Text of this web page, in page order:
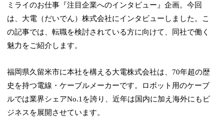
ミライのお仕事『注目企業へのインタビュー』企画。今回
は、大電（だいでん）株式会社にインタビューしました。こ
の記事では、転職を検討されている方に向けて、同社で働く
魅力をご紹介します。
福岡県久留米市に本社を構える大電株式会社は、70年超の歴
史を持つ電線・ケーブルメーカーです。ロボット用のケーブ
ルでは業界シェアNo.1を誇り、近年は国内に加え海外にもビ
ジネスを展開させています。